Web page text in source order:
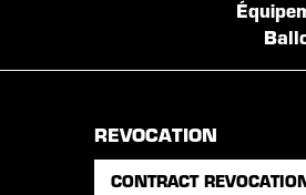
REVOCATION
CONTRACT